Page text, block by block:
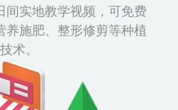
间实地教学视频，可免费
养施肥、整形修剪等种植
技术。